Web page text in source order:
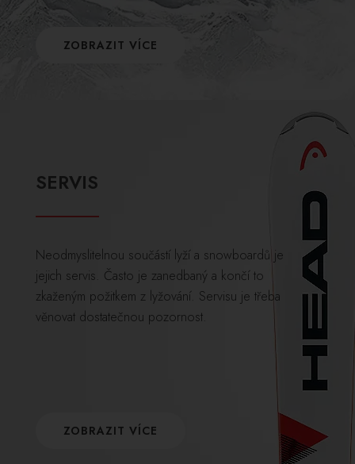
ZOBRAZIT VÍCE
SERVIS
Neodmyslitelnou součástí lyží a snowboardů je
jejich servis. Často je zanedbaný a končí to
zkaženým požitkem z lyžování. Servisu je třeba
věnovat dostatečnou pozornost.
ZOBRAZIT VÍCE